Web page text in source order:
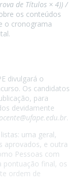
de Títulos × 4)) /
os conteúdos
o cronograma
divulgará o
Os candidatos
para
devidamente
.
uma geral,
aprovados, e outra
Pessoas com
pontuação final, os
ordem de